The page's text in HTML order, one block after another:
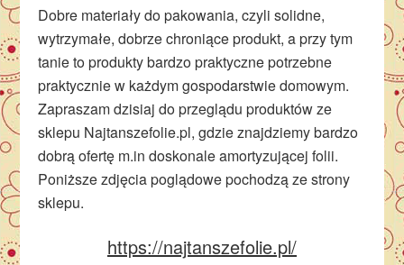
Dobre materiały do pakowania, czyli solidne,
wytrzymałe, dobrze chroniące produkt, a przy tym
tanie to produkty bardzo praktyczne potrzebne
praktycznie w każdym gospodarstwie domowym.
Zapraszam dzisiaj do przeglądu produktów ze
sklepu Najtanszefolie.pl, gdzie znajdziemy bardzo
dobrą ofertę m.in doskonale amortyzującej folii.
Poniższe zdjęcia poglądowe pochodzą ze strony
sklepu.
https://najtanszefolie.pl/